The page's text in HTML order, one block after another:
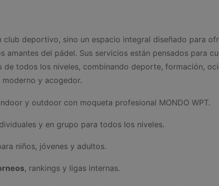
club deportivo, sino un espacio integral diseñado para
amantes del pádel. Sus servicios están pensados para
de todos los niveles, combinando deporte, formación,
y acogedor.
y outdoor con moqueta profesional MONDO WPT.
y en grupo para todos los niveles.
niños, jóvenes y adultos.
, rankings y ligas internas.